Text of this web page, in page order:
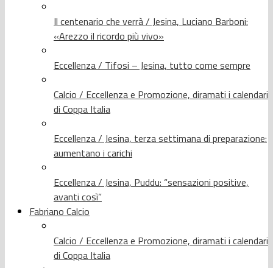
Il centenario che verrà / Jesina, Luciano Barboni:
«Arezzo il ricordo più vivo»
Eccellenza / Tifosi – Jesina, tutto come sempre
Calcio / Eccellenza e Promozione, diramati i calendari
di Coppa Italia
Eccellenza / Jesina, terza settimana di preparazione:
aumentano i carichi
Eccellenza / Jesina, Puddu: “sensazioni positive,
avanti così”
Fabriano Calcio
Calcio / Eccellenza e Promozione, diramati i calendari
di Coppa Italia